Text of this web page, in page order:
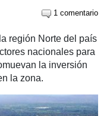
1 comentario
región Norte del país
nacionales para
la inversión
la zona.